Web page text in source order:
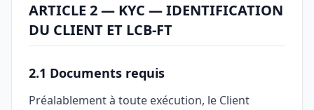
ARTICLE 2 — KYC — IDENTIFICATION
DU CLIENT ET LCB-FT
2.1 Documents requis
Préalablement à toute exécution, le Client